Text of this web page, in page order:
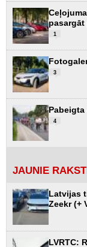
1
3
4
JAUNIE
Latvijas
Zeekr (+
LVRTC: